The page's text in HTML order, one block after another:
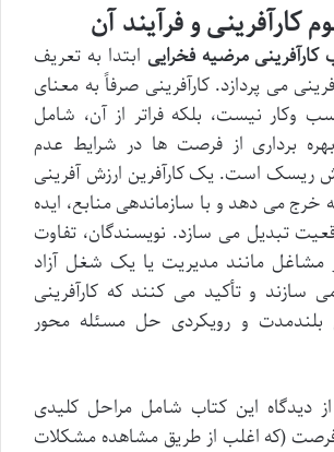
مرضیه فخرایی ابتدا به تعریف
می پردازد. کارآفرینی صرفاً به معنای
وکار نیست، بلکه فراتر از آن، شامل
برداری از فرصت ها در شرایط عدم
ریسک است. یک کارآفرین ارزش آفرینی
خرج می دهد و با سازماندهی منابع، ایده
تبدیل می سازد. نویسندگان، تفاوت
مشاغل مانند مدیریت یا یک شغل آزاد
سازند و تأکید می کنند که کارآفرینی
بلندمدت و رویکردی حل مسئله محور
از دیدگاه این کتاب شامل مراحل کلیدی
(که اغلب از طریق مشاهده مشکلات